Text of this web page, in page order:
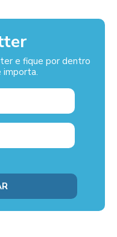
e fique por dentro
importa.